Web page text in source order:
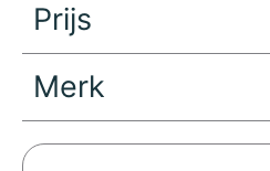
Prijs
Merk